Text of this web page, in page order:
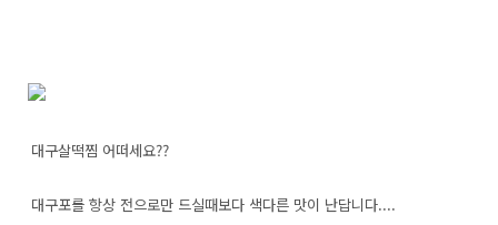
대구살떡찜 어떠세요??
대구포를 항상 전으로만 드실때보다 색다른 맛이 난답니다....